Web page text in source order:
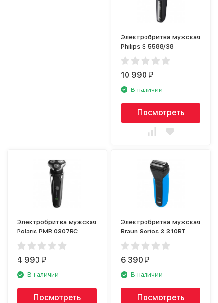
Электробритва мужская
Philips S 5588/38
10 990₽
В наличии
Посмотреть
Электробритва мужская
Polaris PMR 0307RС
4 990₽
В наличии
Посмотреть
Электробритва мужская
Braun Series 3 310BT
6 390₽
В наличии
Посмотреть